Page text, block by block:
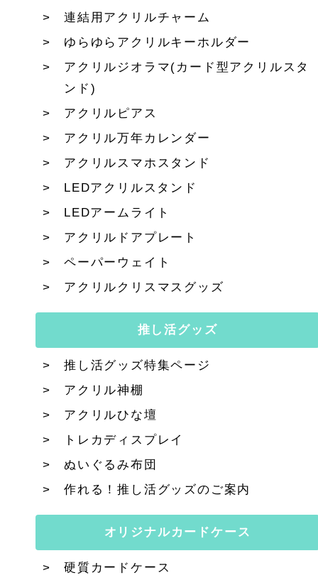
連結用アクリルチャーム
ゆらゆらアクリルキーホルダー
アクリルジオラマ(カード型アクリルスタ
ンド)
アクリルピアス
アクリル万年カレンダー
アクリルスマホスタンド
LEDアクリルスタンド
LEDアームライト
アクリルドアプレート
ペーパーウェイト
アクリルクリスマスグッズ
推し活グッズ
推し活グッズ特集ページ
アクリル神棚
アクリルひな壇
トレカディスプレイ
ぬいぐるみ布団
作れる！推し活グッズのご案内
オリジナルカードケース
硬質カードケース